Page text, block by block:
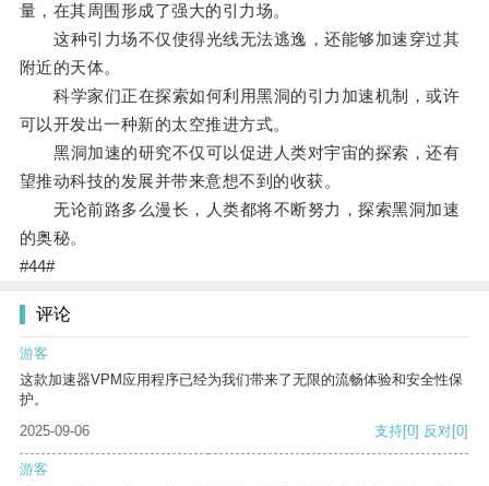
量，在其周围形成了强大的引力场。
这种引力场不仅使得光线无法逃逸，还能够加速穿过其
附近的天体。
科学家们正在探索如何利用黑洞的引力加速机制，或许
可以开发出一种新的太空推进方式。
黑洞加速的研究不仅可以促进人类对宇宙的探索，还有
望推动科技的发展并带来意想不到的收获。
无论前路多么漫长，人类都将不断努力，探索黑洞加速
的奥秘。
#44#
评论
游客
这款加速器VPM应用程序已经为我们带来了无限的流畅体验和安全性保
护。
2025-09-06
支持[0] 反对[0]
游客